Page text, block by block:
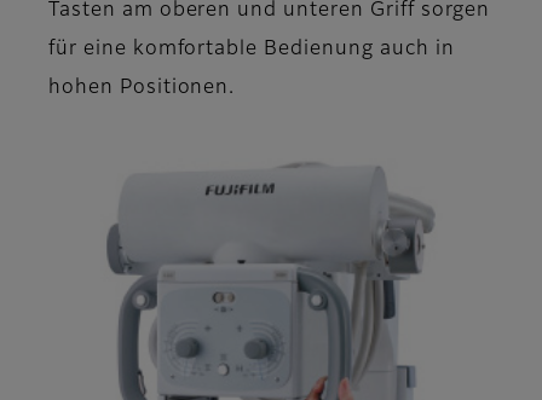
Tasten am oberen und unteren Griff sorgen
für eine komfortable Bedienung auch in
hohen Positionen.